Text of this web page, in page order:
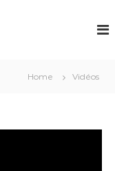
Home Vidéos